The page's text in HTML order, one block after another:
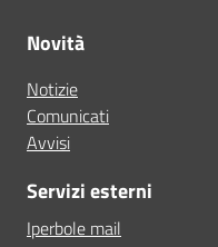
Novità
Notizie
Comunicati
Avvisi
Servizi esterni
Iperbole mail